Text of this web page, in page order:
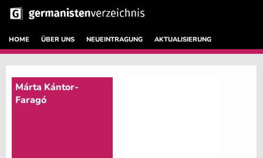
HOME ÜBER UNS NEUEINTRAGUNG AKTUALISIERUNG
Márta Kántor-
Faragó